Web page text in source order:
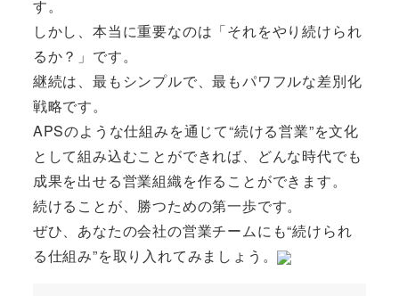
す。
しかし、本当に重要なのは「それをやり続けられ
るか？」です。
継続は、最もシンプルで、最もパワフルな差別化
戦略です。
APSのような仕組みを通じて“続ける営業”を文化
として組み込むことができれば、どんな時代でも
成果を出せる営業組織を作ることができます。
続けることが、勝つための第一歩です。
ぜひ、あなたの会社の営業チームにも“続けられ
る仕組み”を取り入れてみましょう。